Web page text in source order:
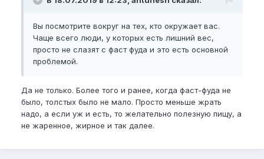
Вы посмотрите вокруг на тех, кто окружает вас.
Чаще всего люди, у которых есть лишний вес,
просто не слазят с фаст фуда и это есть основной
проблемой.
Да не только. Более того и ранее, когда фаст-фуда не
было, толстых было не мало. Просто меньше жрать
надо, а если уж и есть, то желательно полезную пищу, а
не жаренное, жирное и так далее.